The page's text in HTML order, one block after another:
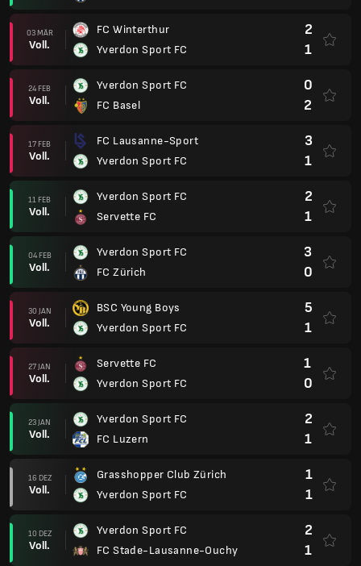
03 MÄR
Voll.
FC Winterthur
Yverdon Sport FC
2
1
24 FEB
Voll.
Yverdon Sport FC
FC Basel
0
2
17 FEB
Voll.
FC Lausanne-Sport
Yverdon Sport FC
3
1
11 FEB
Voll.
Yverdon Sport FC
Servette FC
2
1
04 FEB
Voll.
Yverdon Sport FC
FC Zürich
3
0
30 JAN
Voll.
BSC Young Boys
Yverdon Sport FC
5
1
27 JAN
Voll.
Servette FC
Yverdon Sport FC
1
0
23 JAN
Voll.
Yverdon Sport FC
FC Luzern
2
1
16 DEZ
Voll.
Grasshopper Club Zürich
Yverdon Sport FC
1
1
10 DEZ
Voll.
Yverdon Sport FC
FC Stade-Lausanne-Ouchy
2
1